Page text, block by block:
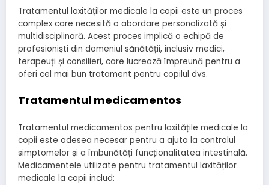
Tratamentul laxităților medicale la copii este un proces
complex care necesită o abordare personalizată și
multidisciplinară. Acest proces implică o echipă de
profesioniști din domeniul sănătății, inclusiv medici,
terapeuți și consilieri, care lucrează împreună pentru a
oferi cel mai bun tratament pentru copilul dvs.
Tratamentul medicamentos
Tratamentul medicamentos pentru laxitățile medicale la
copii este adesea necesar pentru a ajuta la controlul
simptomelor și a îmbunătăți funcționalitatea intestinală.
Medicamentele utilizate pentru tratamentul laxităților
medicale la copii includ: